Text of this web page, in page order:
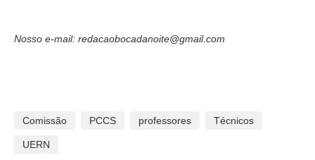
Nosso e-mail: redacaobocadanoite@gmail.com
Comissão PCCS professores Técnicos
UERN